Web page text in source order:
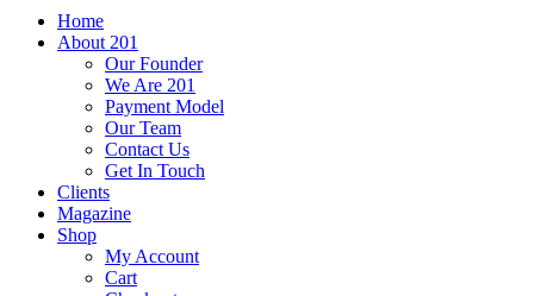
Home
About 201
Our Founder
We Are 201
Payment Model
Our Team
Contact Us
Get In Touch
Clients
Magazine
Shop
My Account
Cart